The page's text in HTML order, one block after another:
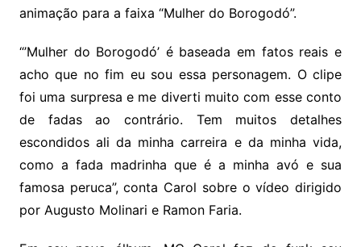
animação para a faixa “Mulher do Borogodó”.
“’Mulher do Borogodó’ é baseada em fatos reais e
acho que no fim eu sou essa personagem. O clipe
foi uma surpresa e me diverti muito com esse conto
de fadas ao contrário. Tem muitos detalhes
escondidos ali da minha carreira e da minha vida,
como a fada madrinha que é a minha avó e sua
famosa peruca”, conta Carol sobre o vídeo dirigido
por Augusto Molinari e Ramon Faria.